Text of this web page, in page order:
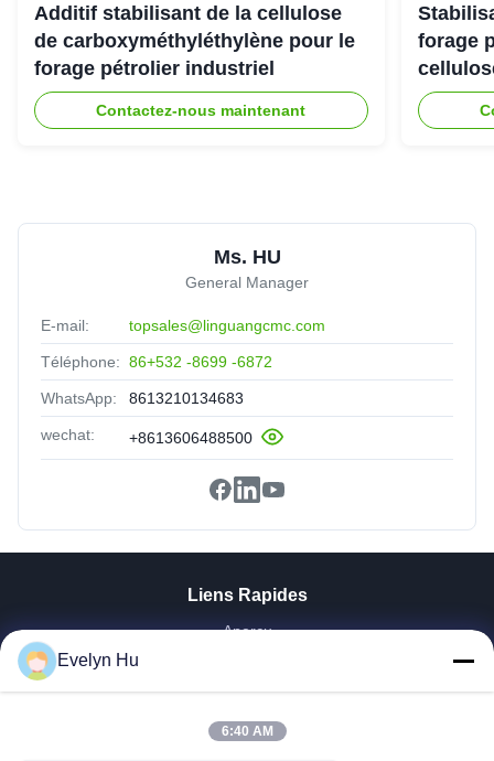
Additif stabilisant de la cellulose
de carboxyméthyléthylène pour le
forage pétrolier industriel
Contactez-nous maintenant
forage
Ms. HU
General Manager
E-mail: topsales@linguangcmc.com
Téléphone: 86+532 -8699 -6872
WhatsApp: 8613210134683
wechat: +8613606488500
Liens Rapides
Aperçu
VR Show
Visite D'usine
Evelyn Hu
6:40 AM